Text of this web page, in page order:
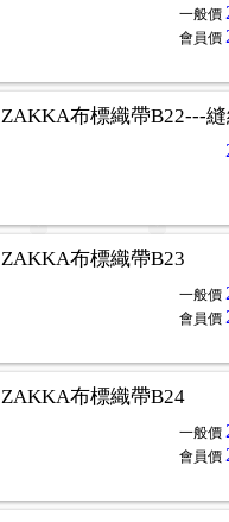
一般價
會員價
ZAKKA布標織帶B22---
ZAKKA布標織帶B23
一般價
會員價
ZAKKA布標織帶B24
一般價
會員價